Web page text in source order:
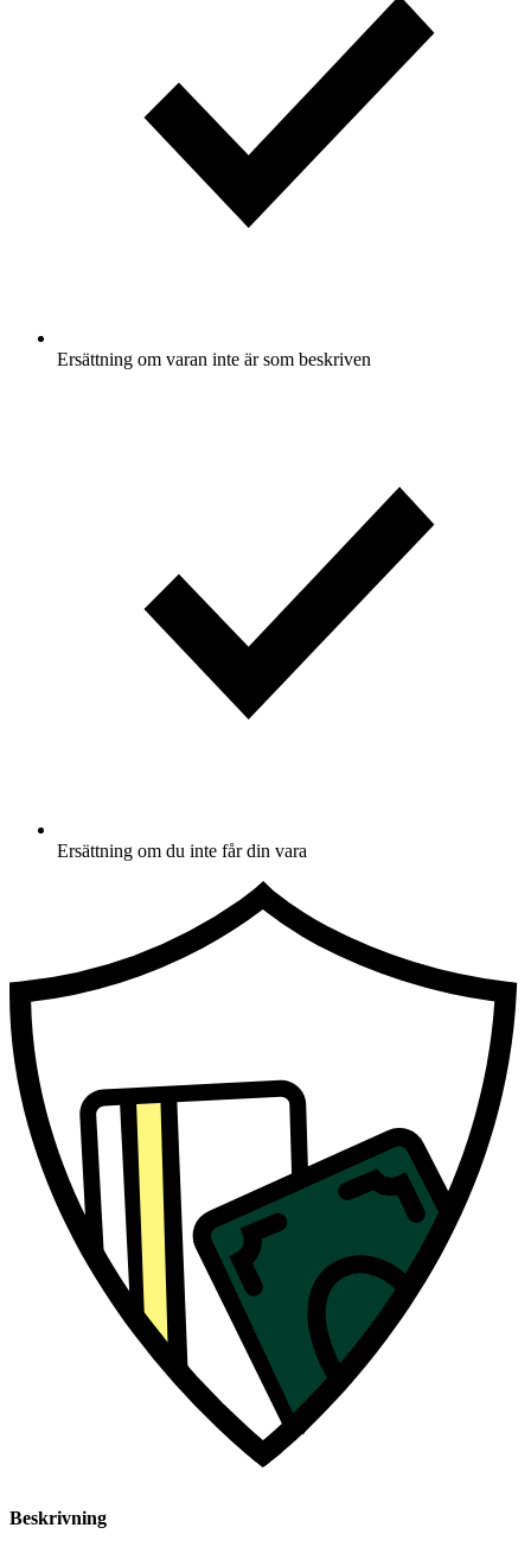
Ersättning om varan inte är som beskriven
Ersättning om du inte får din vara
Beskrivning